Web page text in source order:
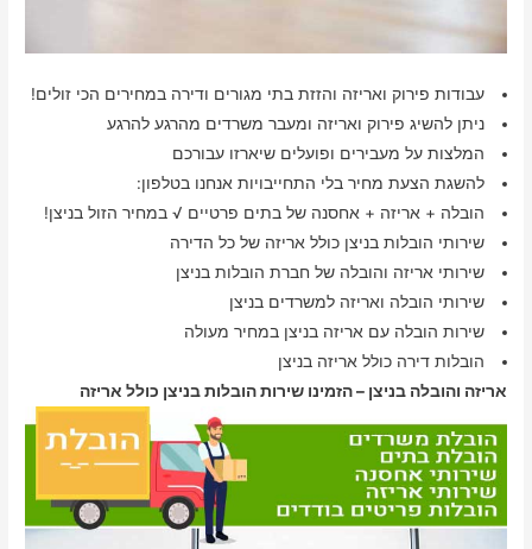
עבודות פירוק ואריזה והזזת בתי מגורים ודירה במחירים הכי זולים!
ניתן להשיג פירוק ואריזה ומעבר משרדים מהרגע להרגע
המלצות על מעבירים ופועלים שיארזו עבורכם
להשגת הצעת מחיר בלי התחייבויות אנחנו בטלפון:
הובלה + אריזה + אחסנה של בתים פרטיים √ במחיר הזול בניצן!
שירותי הובלות בניצן כולל אריזה של כל הדירה
שירותי אריזה והובלה של חברת הובלות בניצן
שירותי הובלה ואריזה למשרדים בניצן
שירות הובלה עם אריזה בניצן במחיר מעולה
הובלות דירה כולל אריזה בניצן
אריזה והובלה בניצן – הזמינו שירות הובלות בניצן כולל אריזה